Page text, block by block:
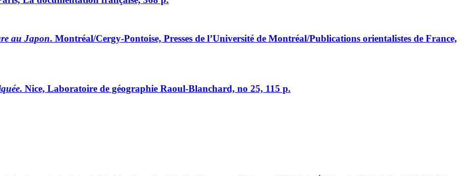
au Japon. Montréal/Cergy-Pontoise, Presses de l’Université de Montréal/Publications orientalistes de France,
. Nice, Laboratoire de géographie Raoul-Blanchard, no 25, 115 p.